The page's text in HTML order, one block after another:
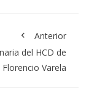
Anterior
del HCD de
Florencio Varela